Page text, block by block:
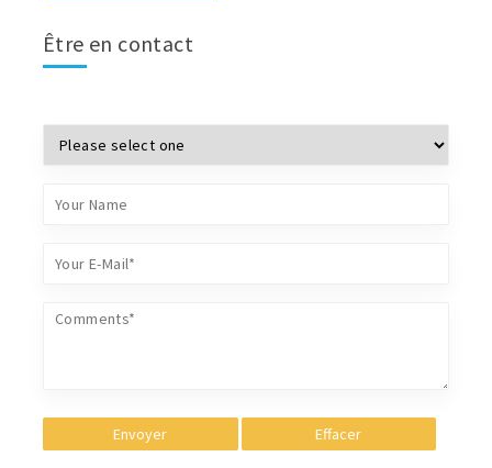
Être en contact
Envoyer Effacer